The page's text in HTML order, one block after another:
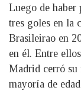
Luego de haber
tres goles en la
Brasileirao en
en él. Entre
Madrid cerró su
mayoría de